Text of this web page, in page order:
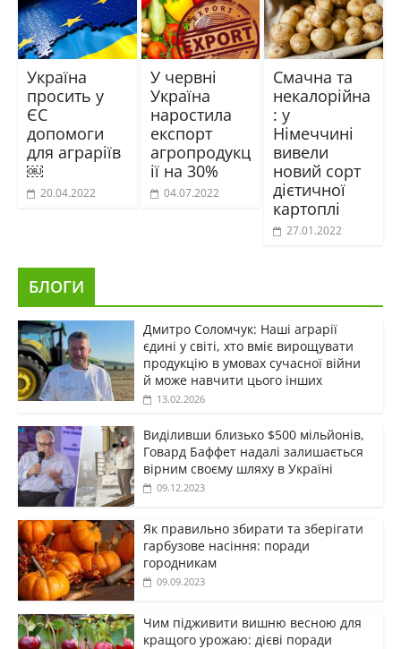
Україна
просить у
ЄС
допомоги
для аграріїв
￼
20.04.2022
У червні
Україна
наростила
експорт
агропродукц
ії на 30%
04.07.2022
Смачна та
некалорійна
: у
Німеччині
вивели
новий сорт
дієтичної
картоплі
27.01.2022
БЛОГИ
Дмитро Соломчук: Наші аграрії
єдині у світі, хто вміє вирощувати
продукцію в умовах сучасної війни
й може навчити цього інших
13.02.2026
Виділивши близько $500 мільйонів,
Говард Баффет надалі залишається
вірним своєму шляху в Україні
09.12.2023
Як правильно збирати та зберігати
гарбузове насіння: поради
городникам
09.09.2023
Чим підживити вишню весною для
кращого урожаю: дієві поради